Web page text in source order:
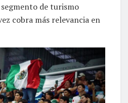
de turismo
cobra más relevancia en